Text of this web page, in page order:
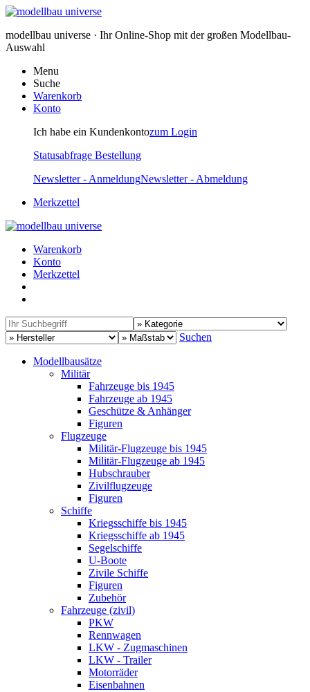
modellbau universe · Ihr Online-Shop mit der großen Modellbau-
Auswahl
Menu
Suche
Warenkorb
Konto
Ich habe ein Kundenkontozum Login
Statusabfrage Bestellung
Newsletter - AnmeldungNewsletter - Abmeldung
Merkzettel
Warenkorb
Konto
Merkzettel
Suchen
Modellbausätze
Militär
Fahrzeuge bis 1945
Fahrzeuge ab 1945
Geschütze & Anhänger
Figuren
Flugzeuge
Militär-Flugzeuge bis 1945
Militär-Flugzeuge ab 1945
Hubschrauber
Zivilflugzeuge
Figuren
Schiffe
Kriegsschiffe bis 1945
Kriegsschiffe ab 1945
Segelschiffe
U-Boote
Zivile Schiffe
Figuren
Zubehör
Fahrzeuge (zivil)
PKW
Rennwagen
LKW - Zugmaschinen
LKW - Trailer
Motorräder
Eisenbahnen